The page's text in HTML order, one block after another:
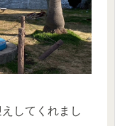
してくれまし